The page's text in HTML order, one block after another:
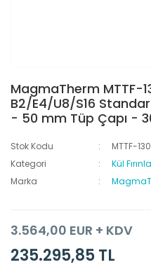
MagmaTherm MTTF-
B2/E4/U8/S16
- 50 mm Tüp Çapı -
Stok Kodu
MTTF-
Kategori
Kül
Marka
3.564,00 EUR + KDV
235.295,85 TL